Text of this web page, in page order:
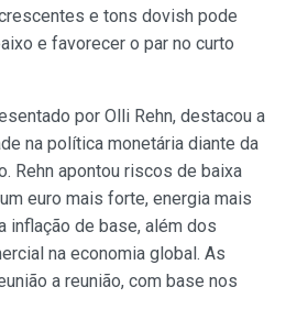
e tons dovish pode
e favorecer o par no curto
por Olli Rehn, destacou a
na política monetária diante da
Rehn apontou riscos de baixa
euro mais forte, energia mais
inflação de base, além dos
na economia global. As
a reunião, com base nos